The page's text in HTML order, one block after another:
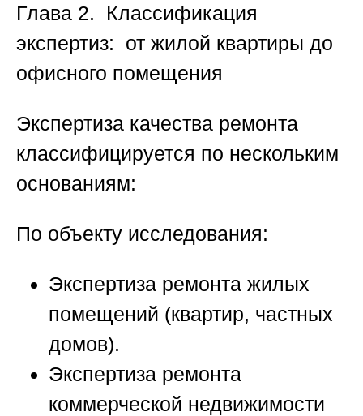
Глава 2. Классификация
экспертиз: от жилой квартиры до
офисного помещения
Экспертиза качества ремонта
классифицируется по нескольким
основаниям:
По объекту исследования:
Экспертиза ремонта жилых
помещений (квартир, частных
домов).
Экспертиза ремонта
коммерческой недвижимости